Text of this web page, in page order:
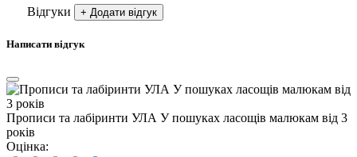
Відгуки
+ Додати відгук
Написати відгук
Прописи та лабіринти УЛА У пошуках ласощів малюкам від 3
років
Оцінка: